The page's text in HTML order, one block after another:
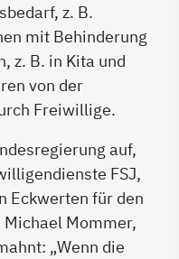
z. B.
mit Behinderung
z. B. in Kita und
von der
Freiwillige.
auf,
FSJ,
Eckwerten für den
Mommer,
„Wenn die